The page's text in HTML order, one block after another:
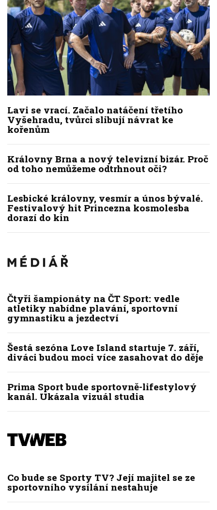
Lavi se vrací. Začalo natáčení třetího
Vyšehradu, tvůrci slibují návrat ke
kořenům
Královny Brna a nový televizní bizár. Proč
od toho nemůžeme odtrhnout oči?
Lesbické královny, vesmír a únos bývalé.
Festivalový hit Princezna kosmolesba
dorazí do kin
Čtyři šampionáty na ČT Sport: vedle
atletiky nabídne plavání, sportovní
gymnastiku a jezdectví
Šestá sezóna Love Island startuje 7. září,
diváci budou moci více zasahovat do děje
Prima Sport bude sportovně-lifestylový
kanál. Ukázala vizuál studia
Co bude se Sporty TV? Její majitel se ze
sportovního vysílání nestahuje